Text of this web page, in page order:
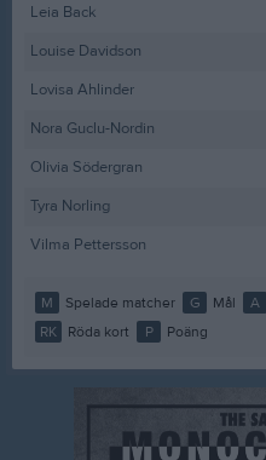
Leia Back
Louise Davidson
Lovisa Ahlinder
Nora Guclu-Nordin
Olivia Södergran
Tyra Norling
Vilma Pettersson
M Spelade matcher G Mål A
RK
Röda kort P Poäng